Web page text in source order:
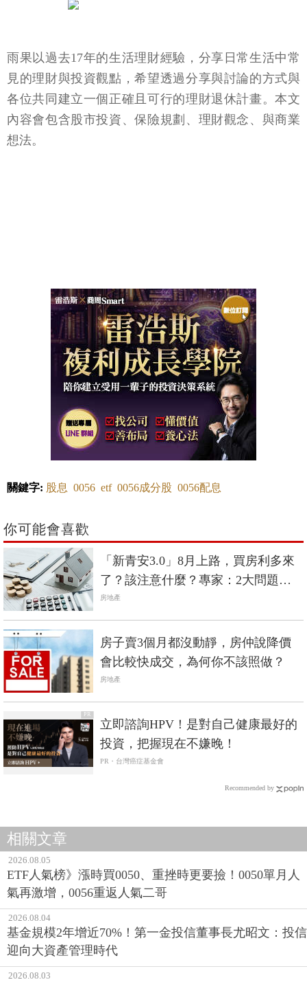
雨果以過去17年的生活理財經驗，分享日常生活中常
見的理財與投資觀點，希望透過分享與討論的方式與
各位共同建立一個正確且可行的理財退休計畫。本文
內容會包含股市投資、保險規劃、理財觀念、與商業
想法。
關鍵字: 股息 0056 etf 0056成分股 0056配息
你可能會喜歡
「新青安3.0」8月上路，買房利多來
了？該注意什麼？專家：2大問題未
釐清
房地產
房子賣3個月都沒動靜，房仲說降價
會比較快成交，為何你不該照做？
房地產
PR
立即諮詢HPV！是對自己健康最好的
投資，把握現在不嫌晚！
PR・台灣癌症基金會
Recommended by
相關文章
2026.08.05
ETF人氣榜》漲時買0050、重挫時更要撿！0050單月人
氣再激增，0056重返人氣二哥
2026.08.04
基金規模2年增近70%！第一金投信董事長尤昭文：投信
迎向大資產管理時代
2026.08.03